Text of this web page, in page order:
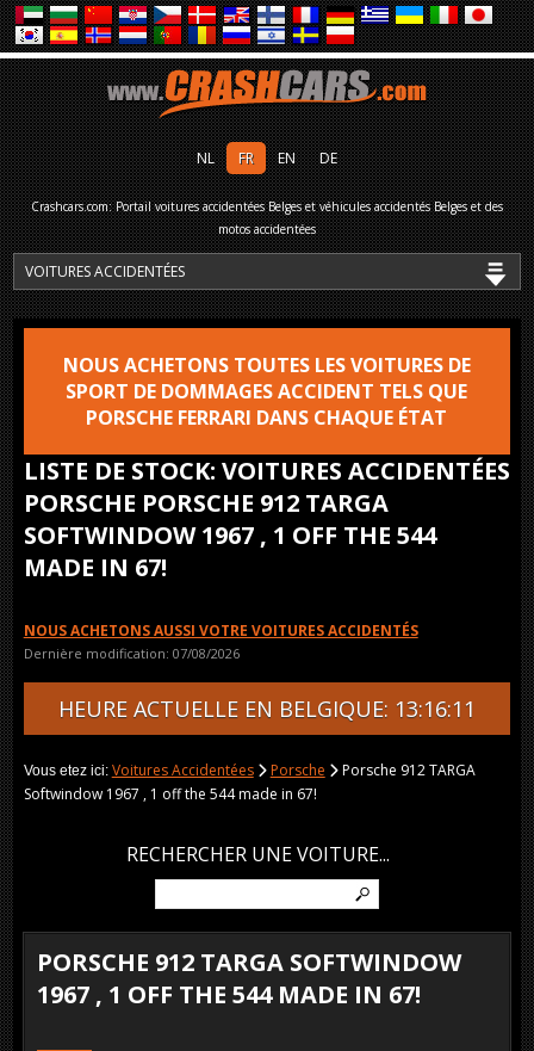
NL FR EN DE
Crashcars.com: Portail voitures accidentées Belges et véhicules accidentés Belges et des
motos accidentées
LISTE DE STOCK: VOITURES ACCIDENTÉES
PORSCHE PORSCHE 912 TARGA
SOFTWINDOW 1967 , 1 OFF THE 544
MADE IN 67!
NOUS ACHETONS TOUTES LES VOITURES DE
SPORT DE DOMMAGES ACCIDENT TELS QUE
PORSCHE FERRARI DANS CHAQUE ÉTAT
NOUS ACHETONS AUSSI VOTRE VOITURES ACCIDENTÉS
Dernière modification: 07/08/2026
HEURE ACTUELLE EN BELGIQUE: 13:16:11
Vous etez ici: Voitures Accidentées Porsche
Porsche 912 TARGA
Softwindow 1967 , 1 off the 544 made in 67!
RECHERCHER UNE VOITURE...
PORSCHE 912 TARGA SOFTWINDOW
1967 , 1 OFF THE 544 MADE IN 67!